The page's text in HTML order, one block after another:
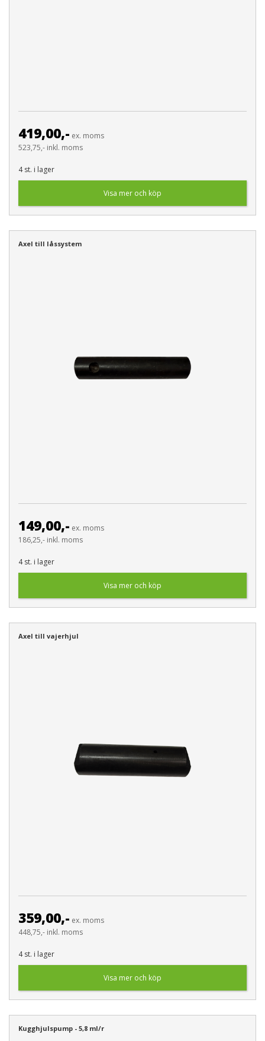
419,00,- ex. moms
523,75,- inkl. moms
4 st. i lager
Visa mer och köp
Axel till låssystem
149,00,- ex. moms
186,25,- inkl. moms
4 st. i lager
Visa mer och köp
Axel till vajerhjul
359,00,- ex. moms
448,75,- inkl. moms
4 st. i lager
Visa mer och köp
Kugghjulspump - 5,8 ml/r